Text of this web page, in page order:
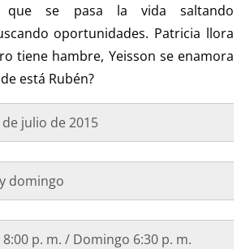
que se pasa la vida saltando
oportunidades. Patricia llora
tiene hambre, Yeisson se enamora
está Rubén?
de julio de 2015
domingo
8:00 p. m. / Domingo 6:30 p. m.